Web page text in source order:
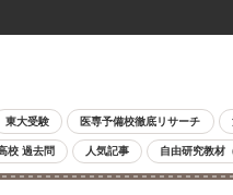
東大受験 医専予備校徹底リサーチ
校 過去問 人気記事 自由研究教材